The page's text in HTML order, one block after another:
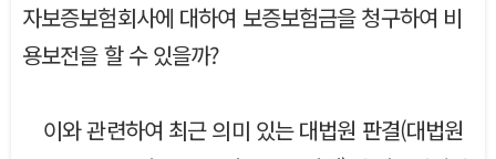
자보증보험회사에 대하여 보증보험금을 청구하여 비
용보전을 할 수 있을까?
이와 관련하여 최근 의미 있는 대법원 판결(대법원